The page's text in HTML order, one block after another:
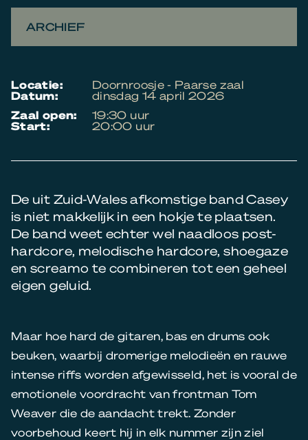
ARCHIEF
locatie: Doornroosje - Paarse zaal
datum:
dinsdag 14 april 2026
zaal open:
19:30 uur
start: 20:00 uur
De uit Zuid-Wales afkomstige band Casey
is niet makkelijk in een hokje te plaatsen.
De band weet echter wel naadloos post-
hardcore, melodische hardcore, shoegaze
en screamo te combineren tot een geheel
eigen geluid.
Maar hoe hard de gitaren, bas en drums ook
beuken, waarbij dromerige melodieën en rauwe
intense riffs worden afgewisseld, het is vooral de
emotionele voordracht van frontman Tom
Weaver die de aandacht trekt. Zonder
voorbehoud keert hij in elk nummer zijn ziel